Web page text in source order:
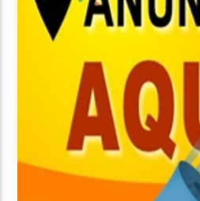
RCW